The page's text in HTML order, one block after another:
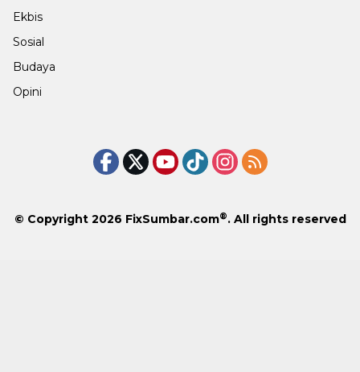
Ekbis
Sosial
Budaya
Opini
© Copyright 2026 FixSumbar.com®. All rights reserved